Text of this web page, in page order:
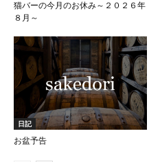
猫バーの今月のお休み～２０２６年
８月～
日記
お盆予告